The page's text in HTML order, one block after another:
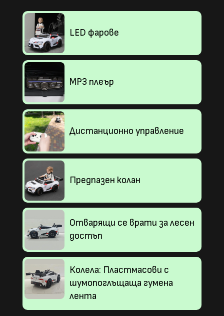
LED фарове
MP3 плеър
Дистанционно управление
Предпазен колан
Отварящи се врати за лесен
достъп
Колела: Пластмасови с
шумопоглъщаща гумена
лента